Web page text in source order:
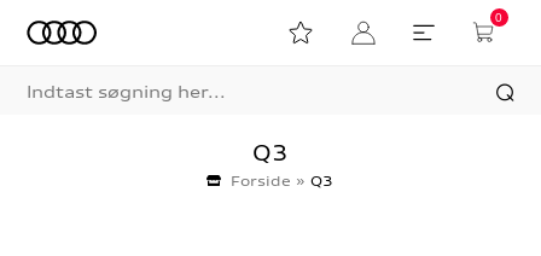
0
Q3
Forside »Q3